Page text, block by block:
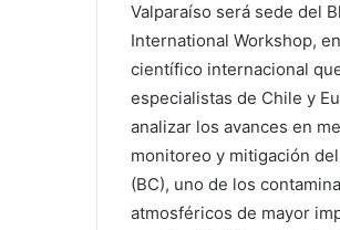
Valparaíso será sede del
International Workshop,
científico internacional
especialistas de Chile y
analizar los avances en
monitoreo y mitigación
(BC), uno de los
atmosféricos de mayor